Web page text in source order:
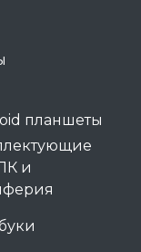
планшеты
и